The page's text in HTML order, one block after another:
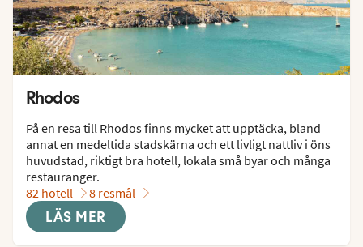
Rhodos
På en resa till Rhodos finns mycket att upptäcka, bland
annat en medeltida stadskärna och ett livligt nattliv i öns
huvudstad, riktigt bra hotell, lokala små byar och många
restauranger.
82 hotell
8 resmål
LÄS MER